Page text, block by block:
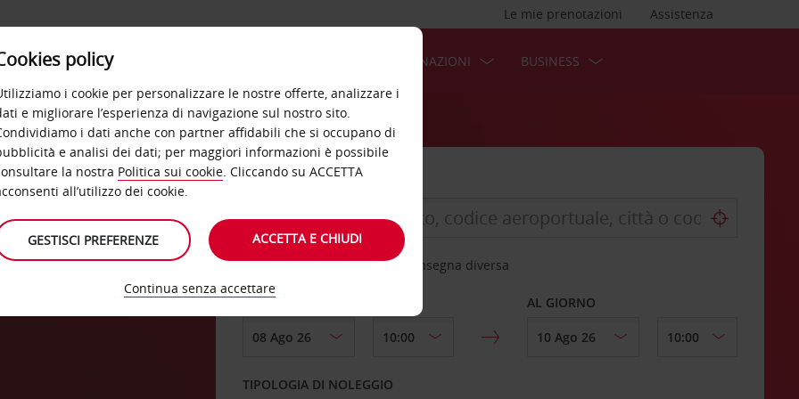
Assistenza
Le mie prenotazioni
OFFERTE DESTINAZIONI BUSINESS
Scegli una località di riconsegna diversa
DAL GIORNO AL GIORNO
TIPOLOGIA DI NOLEGGIO
policy
i cookie per personalizzare le nostre offerte, analizzare i
e migliorare l’esperienza di navigazione sul nostro sito.
i dati anche con partner affidabili che si occupano di
e analisi dei dati; per maggiori informazioni è possibile
la nostra Politica sui cookie. Cliccando su ACCETTA
all’utilizzo dei cookie.
GESTISCI PREFERENZE ACCETTA E CHIUDI
Continua senza accettare